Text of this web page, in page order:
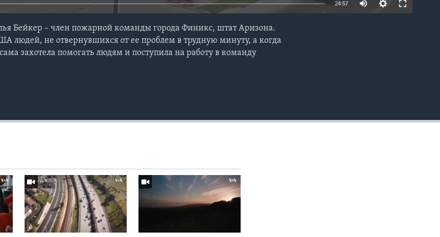
24:57
Бейкер – член пожарной команды города Финикс, штат Аризона.
людей, не отвернувшихся от ее проблем в трудную минуту, а когда
захотела помогать людям и поступила на работу в команду